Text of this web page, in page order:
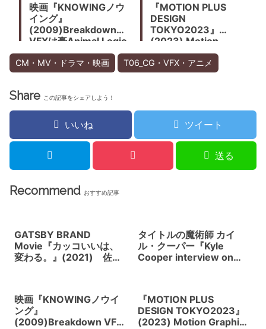
映画『KNOWINGノウ
イング』
(2009)Breakdown
VFXは豪Animal Logic
『MOTION PLUS
DESIGN
TOKYO2023』
(2023) Motion
Graphicsの祭典、4年
ぶりに東京で開催。
CM・MV・ドラマ・映画 T06_CG・VFX・アニメ
Share この記事をシェアしよう！
いいね ツイート
送る
Recommend おすすめ記事
GATSBY BRAND
Movie『カッコいいは、
変わる。』(2021) 佐藤
タイトルの魔術師 カイ
ル・クーパー『Kyle
Cooper interview on
映画『KNOWINGノウイ
ング』
(2009)Breakdown VFX
『MOTION PLUS
DESIGN TOKYO2023』
(2023) Motion Graphics